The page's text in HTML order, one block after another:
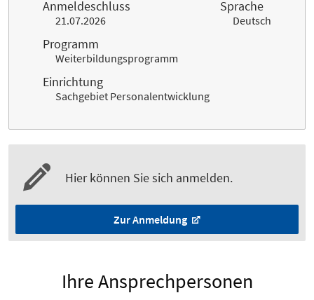
Anmeldeschluss
21.07.2026
Sprache
Deutsch
Programm
Weiterbildungsprogramm
Einrichtung
Sachgebiet Personalentwicklung
Hier können Sie sich anmelden.
Zur Anmeldung
Ihre Ansprechpersonen